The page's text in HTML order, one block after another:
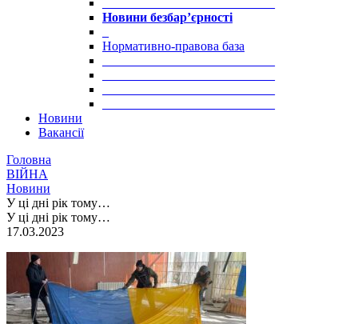
Новини безбар’єрності
Нормативно-правова база
Новини
Вакансії
Головна
ВІЙНА
Новини
У ці дні рік тому…
У ці дні рік тому…
17.03.2023